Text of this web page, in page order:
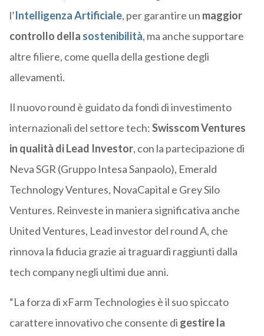
l’Intelligenza Artificiale, per garantire un maggior
controllo della sostenibilità, ma anche supportare
altre filiere, come quella della gestione degli
allevamenti.
Il nuovo round è guidato da fondi di investimento
internazionali del settore tech:Swisscom Ventures
in qualità di Lead Investor, con la partecipazione di
Neva SGR (Gruppo Intesa Sanpaolo), Emerald
Technology Ventures, NovaCapital e Grey Silo
Ventures. Reinveste in maniera significativa anche
United Ventures, Lead investor del round A, che
rinnova la fiducia grazie ai traguardi raggiunti dalla
tech company negli ultimi due anni.
“La forza di xFarm Technologies è il suo spiccato
carattere innovativo che consente di gestire la